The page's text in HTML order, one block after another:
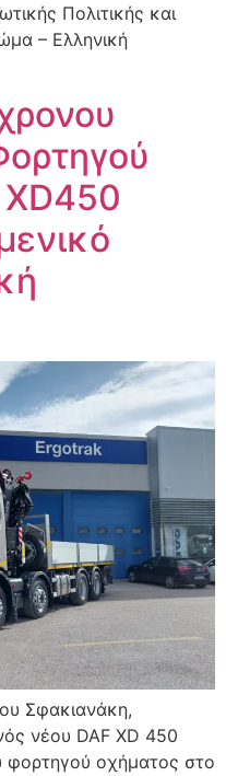
Πολιτικής και
– Ελληνική
Σφακιανάκη,
νέου DAF XD 450
οχήματος στο